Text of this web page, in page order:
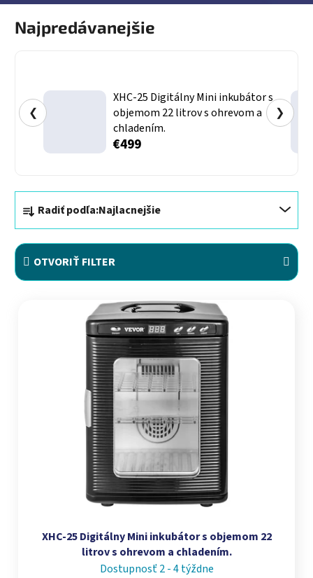
Najpredávanejšie
XHC-25 Digitálny Mini inkubátor s
objemom 22 litrov s ohrevom a
chladením.
€499
❮ ❯
Radenie produktov
Radiť podľa:Najlacnejšie
OTVORIŤ FILTER
Výpis produktov
XHC-25 Digitálny Mini inkubátor s objemom 22
litrov s ohrevom a chladením.
Dostupnosť 2 - 4 týždne